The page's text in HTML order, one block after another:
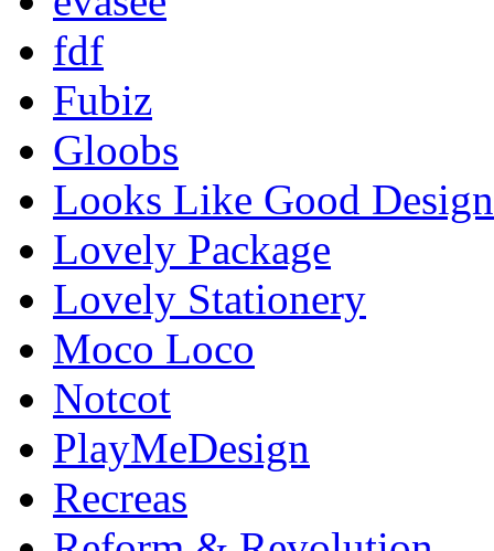
fdf
Fubiz
Gloobs
Looks Like Good Design
Lovely Package
Lovely Stationery
Moco Loco
Notcot
PlayMeDesign
Recreas